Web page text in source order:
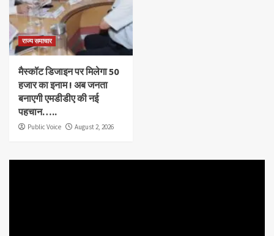
राज्य समाचार
मैस्कॉट डिजाइन पर मिलेगा 50
हजार का इनाम ! अब जनता
बनाएगी एमडीडीए की नई
पहचान…..
Public Voice August 2, 2026